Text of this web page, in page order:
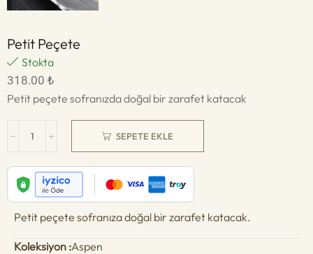
Petit Peçete
Stokta
318.00 ₺
Petit peçete sofranızda doğal bir zarafet katacak
SEPETE EKLE
Petit peçete sofranıza doğal bir zarafet katacak.
Koleksiyon :Aspen